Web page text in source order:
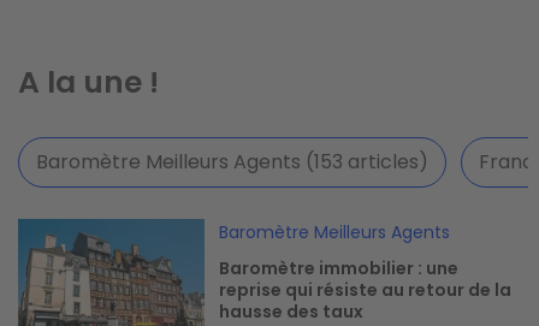
A la une !
Baromètre Meilleurs Agents (153 articles)
Image
Baromètre Meilleurs Agents
Baromètre immobilier : une
reprise qui résiste au retour de la
hausse des taux